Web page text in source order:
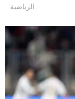
الرياضية